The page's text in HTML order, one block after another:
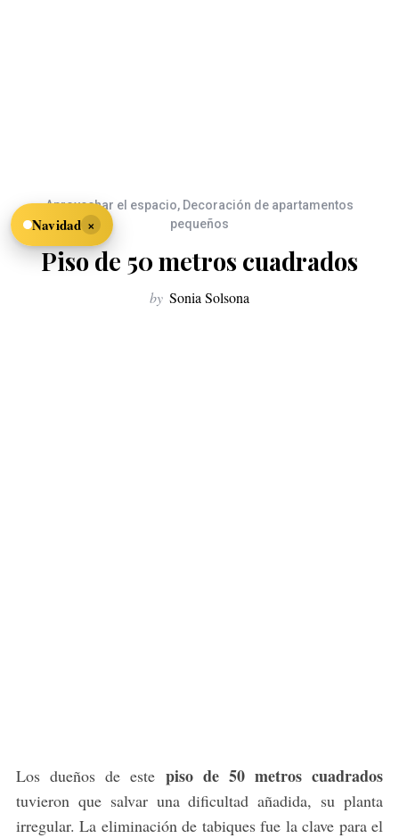
Aprovechar el espacio, Decoración de apartamentos
pequeños
Piso de 50 metros cuadrados
by Sonia Solsona
Los dueños de este piso de 50 metros cuadrados
tuvieron que salvar una dificultad añadida, su planta
irregular. La eliminación de tabiques fue la clave para el
Navidad ×